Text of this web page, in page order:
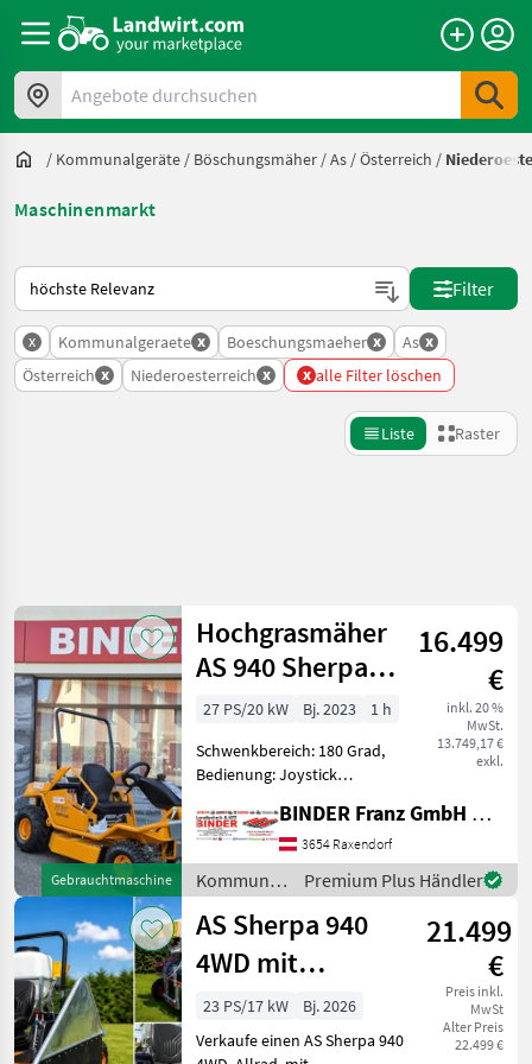
Angebote durchsuchen
/ Kommunalgeräte / Böschungsmäher /As /Österreich /
Maschinenmarkt
So wird auf Landwirt.com sortiert
Filter
x Kommunalgeraete x Boeschungsmaeher x As x
Österreich x Niederoesterreich x x alle Filter löschen
Liste Raster
Kategorie 4 Land Filter
AKTUELLER
PFAD
Kommunaltechnik
Kommunalgeraete
Boeschungsmaeher
As
KATEGORIE
WÄHLEN
AS
Tifermec
Zurücksetzen
3
anzeigen
Gebrauchtmaschine
Hochgrasmäher
AS 940 Sherpa
4WD
16.499
€
inkl. 20 %
MwSt.
13.749,17 €
exkl.
27 PS/20 kW Bj. 2023
1 h
Schwenkbereich: 180 Grad,
Bedienung: Joystick
Böschungsmulcher -
LAGERND !! ✔️ Modell : AS
940 Sherpa 4WD ✔️ in
serienmäßiger Ausführung
✔️
BINDER Franz GmbH & CoKG
3654 Raxendorf
Kommunalgeräte
/ AS
Premium Plus Händler
AS Sherpa 940
4WD mit
Reihenspritzanlage
und
21.499
€
Preis inkl.
MwSt
Alter Preis
22.499 €
23 PS/17 kW
Bj. 2026
Verkaufe einen AS Sherpa 940